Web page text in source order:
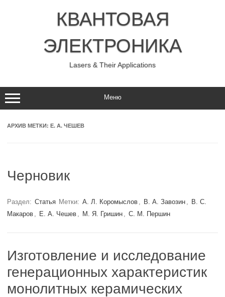
КВАНТОВАЯ
ЭЛЕКТРОНИКА
Lasers & Their Applications
Меню
АРХИВ МЕТКИ: Е. А. ЧЕШЕВ
Черновик
Раздел: Статья Метки: А. Л. Коромыслов , В. А. Завозин , В. С.
Макаров , Е. А. Чешев , М. Я. Гришин , С. М. Першин
Изготовление и исследование
генерационных характеристик
монолитных керамических